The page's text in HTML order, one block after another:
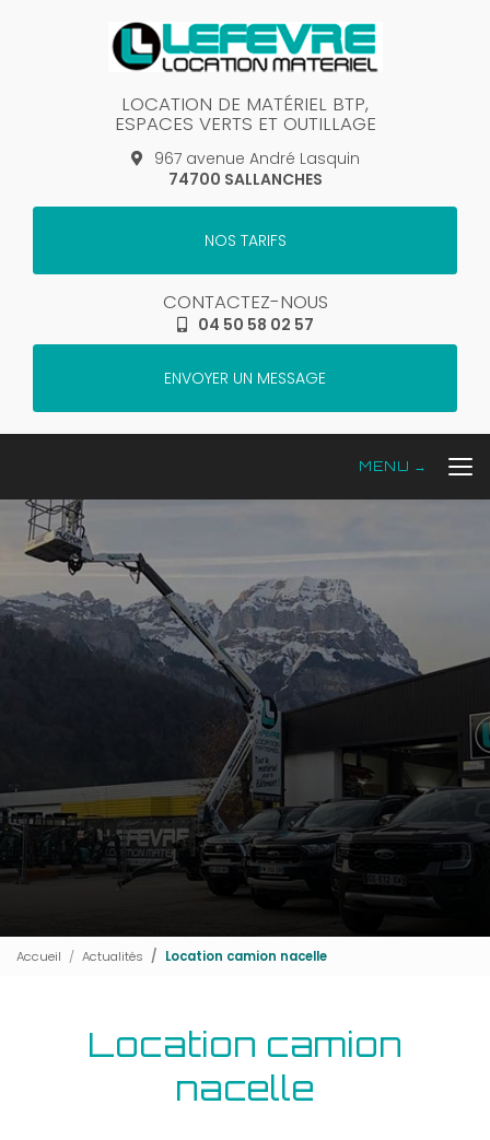
LOCATION DE MATÉRIEL BTP,
ESPACES VERTS ET OUTILLAGE
967 avenue André Lasquin
74700 SALLANCHES
NOS TARIFS
CONTACTEZ-NOUS
04 50 58 02 57
ENVOYER UN MESSAGE
Accueil Actualités Location camion nacelle
Location camion
nacelle